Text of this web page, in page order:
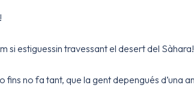
si estiguessin travessant el desert del Sàhara!
no fa tant, que la gent depengués d’una